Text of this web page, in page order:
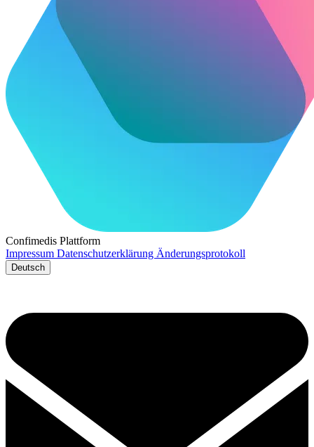
Confimedis Plattform
Impressum Datenschutzerklärung Änderungsprotokoll
Deutsch